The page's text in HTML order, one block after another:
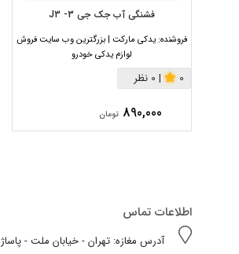
فشنگی آب جک جی 3- J3
فروشنده: یدکی مارکت | بزرگترین وب سایت فروش
لوازم یدکی خودرو
0
| 0 نظر
890,000 تومان
اطلاعات تماس
آدرس مغازه: تهران - خیابان ملت - پاساژ